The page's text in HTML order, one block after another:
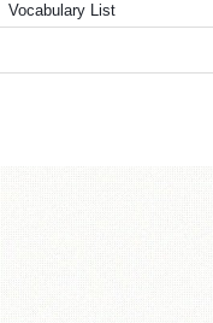
Vocabulary List